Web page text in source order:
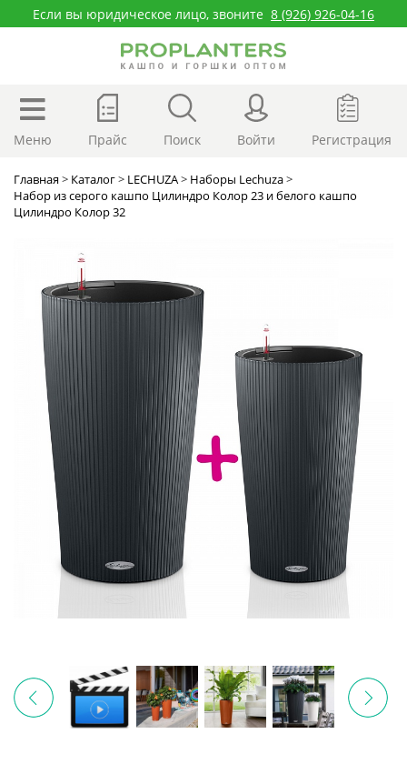
Если вы юридическое лицо, звоните 8 (926) 926-04-16
Меню Прайс Поиск Войти Регистрация
Главная> Каталог> LECHUZA> Наборы Lechuza>
Набор из серого кашпо Цилиндро Колор 23 и белого кашпо
Цилиндро Колор 32